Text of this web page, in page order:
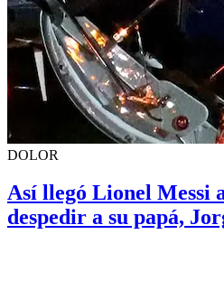
DOLOR
Así llegó Lionel Messi
despedir a su papá,